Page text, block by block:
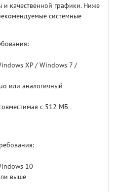
и качественной графики. Ниже
системные
XP / Windows 7 /
или аналогичный
с 512 МБ
10
выше